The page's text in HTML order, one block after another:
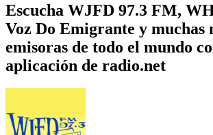
Escucha WJFD 97.3 FM,
Voz Do Emigrante y muchas
emisoras de todo el mundo
aplicación de radio.net